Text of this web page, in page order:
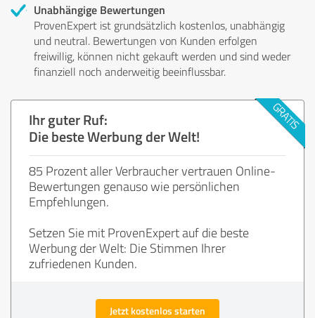
Unabhängige Bewertungen
ProvenExpert ist grundsätzlich kostenlos, unabhängig
und neutral. Bewertungen von Kunden erfolgen
freiwillig, können nicht gekauft werden und sind weder
finanziell noch anderweitig beeinflussbar.
Ihr guter Ruf:
Die beste Werbung der Welt!
85 Prozent aller Verbraucher vertrauen Online-
Bewertungen genauso wie persönlichen
Empfehlungen.
Setzen Sie mit ProvenExpert auf die beste
Werbung der Welt: Die Stimmen Ihrer
zufriedenen Kunden.
Jetzt kostenlos starten